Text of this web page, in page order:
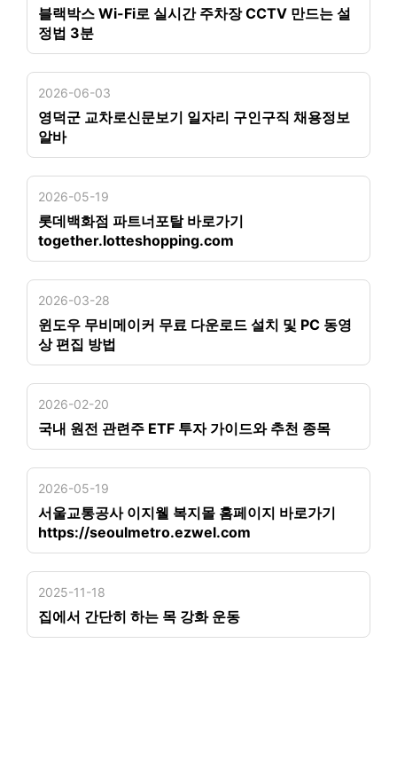
블랙박스 Wi-Fi로 실시간 주차장 CCTV 만드는 설
정법 3분
2026-06-03
영덕군 교차로신문보기 일자리 구인구직 채용정보
알바
2026-05-19
롯데백화점 파트너포탈 바로가기
together.lotteshopping.com
2026-03-28
윈도우 무비메이커 무료 다운로드 설치 및 PC 동영
상 편집 방법
2026-02-20
국내 원전 관련주 ETF 투자 가이드와 추천 종목
2026-05-19
서울교통공사 이지웰 복지몰 홈페이지 바로가기
https://seoulmetro.ezwel.com
2025-11-18
집에서 간단히 하는 목 강화 운동